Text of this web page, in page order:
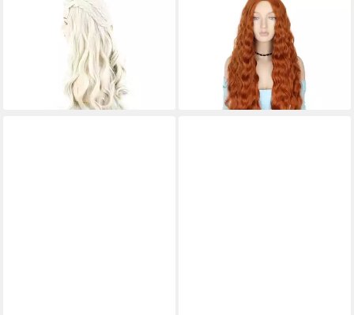
LUXUSKOLLEKTION
Kostüm-Perücke Perücke
Damen Cosplay blond lang
gewellt lockig
lieferbar - in 3-4 Werktagen bei dir
LUXUSKOLLEKTION
Kostüm-Perücke Perücke
Damen lockig kupferrot
Cosplay Anime 28 Zoll Ingwer
75,95 €
lieferbar - in 3-4 Werktagen bei dir